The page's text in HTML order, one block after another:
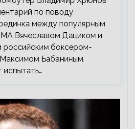
по поводу
между популярным
Вячеславом Дациком и
российским боксером-
Бабаниным.
испытать…